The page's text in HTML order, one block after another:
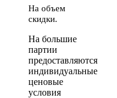
На объем
скидки.
На большие
партии
предоставляются
индивидуальные
ценовые
условия